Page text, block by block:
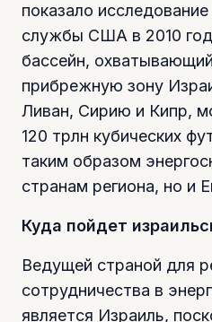
показало
службы США в 2010
бассейн,
прибрежную зону
Ливан, Сирию и Кипр,
120 трлн кубических
таким образом
странам региона, но и
Куда пойдет
Ведущей страной для
сотрудничества в
является Израиль,